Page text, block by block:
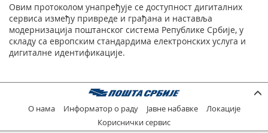
Овим протоколом унапређује се доступност дигиталних
сервиса између привреде и грађана и наставља
модернизација поштанског система Републике Србије, у
складу са европским стандардима електронских услуга и
дигиталне идентификације.
О нама Информатор о раду Јавне набавке
Локације
Кориснички сервис